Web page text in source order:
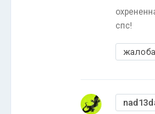
спс!
жалоба